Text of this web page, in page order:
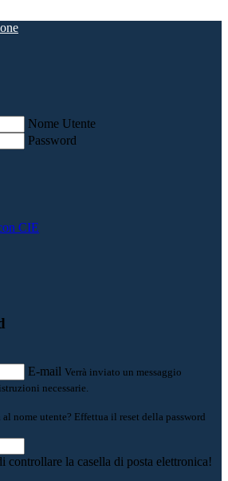
Nome Utente
Password
CIE
E-mail Verrà inviato un messaggio
necessarie.
nome utente? Effettua il reset della password
controllare la casella di posta elettronica!